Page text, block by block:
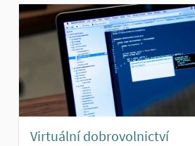
Virtuální dobrovolnictví